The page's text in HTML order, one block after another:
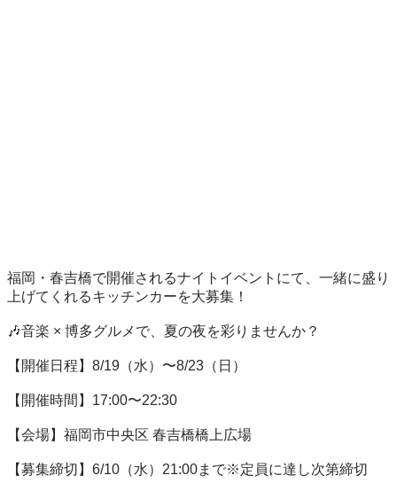
福岡・春吉橋で開催されるナイトイベントにて、一緒に盛り
上げてくれるキッチンカーを大募集！
🎶音楽 × 博多グルメで、夏の夜を彩りませんか？
【開催日程】8/19（水）〜8/23（日）
【開催時間】17:00〜22:30
【会場】福岡市中央区 春吉橋橋上広場
【募集締切】6/10（水）21:00まで※定員に達し次第締切